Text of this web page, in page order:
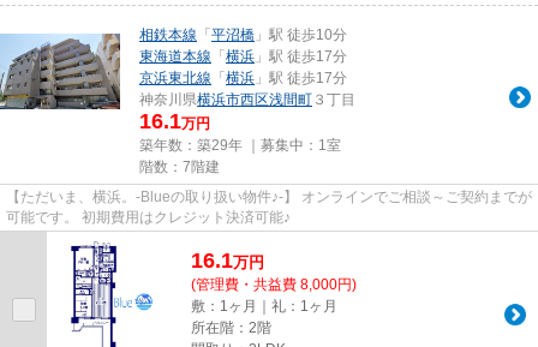
相鉄本線 「 平沼橋 」駅 徒歩10分
東海道本線 「 横浜 」駅 徒歩17分
京浜東北線 「 横浜 」駅 徒歩17分
神奈川県横浜市西区浅間町 ３丁目
16.1万円
築年数：築29年 ｜募集中： 1室
階数：7階建
【ただいま、横浜。-Blueの取り扱い物件♪-】 オンラインでご相談～ご契約までが
可能です。 初期費用はクレジット決済可能♪
16.1万円
(管理費・共益費 8,000円)
敷：1ヶ月｜礼：1ヶ月
所在階：2階